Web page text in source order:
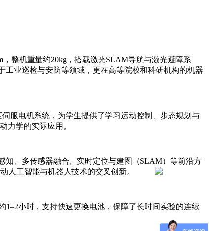
整机重量约20kg，搭载激光SLAM导航与激光避障系
工业巡检与安防等领域，更在高等院校和科研机构的机器
服电机系统，为学生提供了学习运动控制、步态规划与
力学的实际应用。
知、多传感器融合、实时定位与建图（SLAM）等前沿方
人工智能与机器人技术的交叉创新。
1–2小时，支持快速更换电池，保障了长时间实验的连续